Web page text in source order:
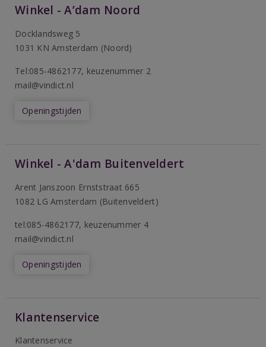
Winkel - A’dam Noord
Docklandsweg 5
1031 KN Amsterdam (Noord)
Tel:085-4862177, keuzenummer 2
mail@vindict.nl
Openingstijden
Winkel - A'dam Buitenveldert
Arent Janszoon Ernststraat 665
1082 LG Amsterdam (Buitenveldert)
tel:085-4862177, keuzenummer 4
mail@vindict.nl
Openingstijden
Klantenservice
Klantenservice